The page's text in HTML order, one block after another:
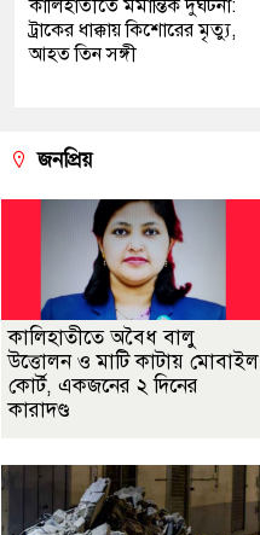
কালিহাতীতে মর্মান্তিক দুর্ঘটনা:
ট্রাকের ধাক্কায় কিশোরের মৃত্যু,
আহত তিন সঙ্গী
জনপ্রিয়
কালিহাতীতে অবৈধ বালু
উত্তোলন ও মাটি কাটায় মোবাইল
কোর্ট, একজনের ২ দিনের
কারাদণ্ড